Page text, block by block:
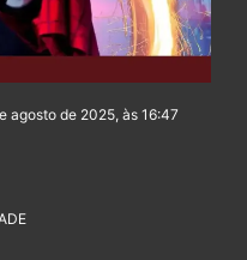
agosto de 2025, às 16:47